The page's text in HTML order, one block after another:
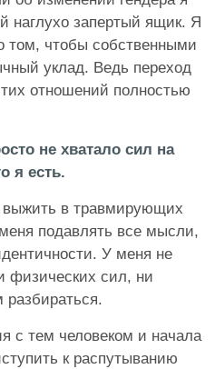
наглухо запертый ящик. Я
том, чтобы собственными
уклад. Ведь переход
отношений полностью
не хватало сил на
я есть.
в травмирующих
подавлять все мысли,
У меня не
физических сил, ни
с тем человеком и начала
к распутыванию